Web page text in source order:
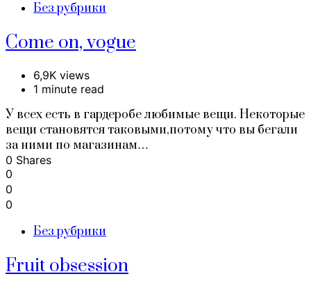
Без рубрики
Come on, vogue
6,9K views
1 minute read
У всех есть в гардеробе любимые вещи. Некоторые
вещи становятся таковыми,потому что вы бегали
за ними по магазинам…
0 Shares
0
0
0
Без рубрики
Fruit obsession